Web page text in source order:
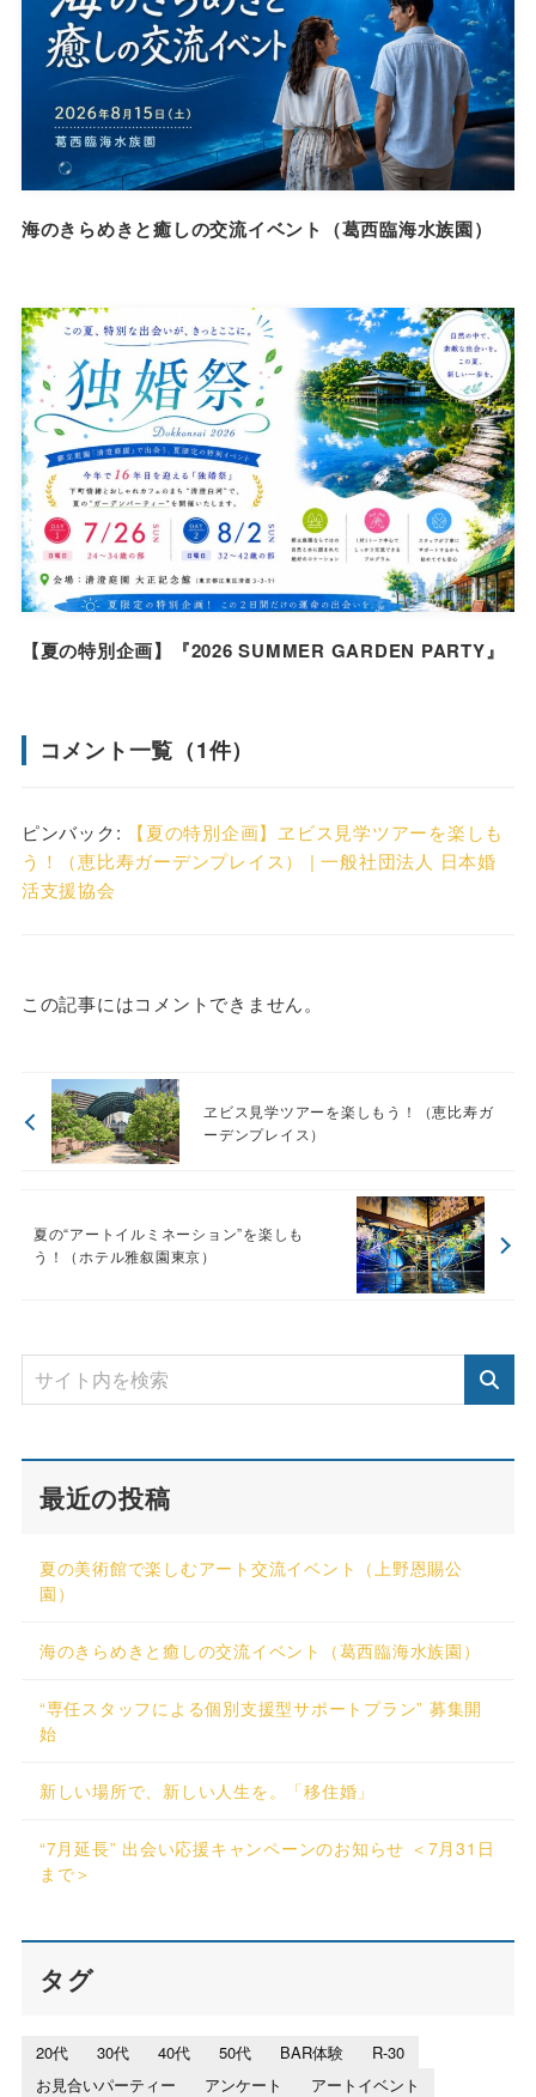
海のきらめきと癒しの交流イベント（葛西臨海水族園）
【夏の特別企画】『2026 SUMMER GARDEN PARTY』
コメント一覧（1件）
ピンバック:
【夏の特別企画】ヱビス見学ツアーを楽しも
う！（恵比寿ガーデンプレイス） | 一般社団法人 日本婚
活支援協会
この記事にはコメントできません。
ヱビス見学ツアーを楽しもう！（恵比寿ガ
ーデンプレイス）
夏の“アートイルミネーション”を楽しも
う！（ホテル雅叙園東京）
最近の投稿
夏の美術館で楽しむアート交流イベント（上野恩賜公
園）
海のきらめきと癒しの交流イベント（葛西臨海水族園）
“専任スタッフによる個別支援型サポートプラン” 募集開
始
新しい場所で、新しい人生を。「移住婚」
“7月延長” 出会い応援キャンペーンのお知らせ ＜7月31日
まで＞
タグ
20代 30代 40代 50代 BAR体験
R-30
お見合いパーティー
アンケート アートイベント